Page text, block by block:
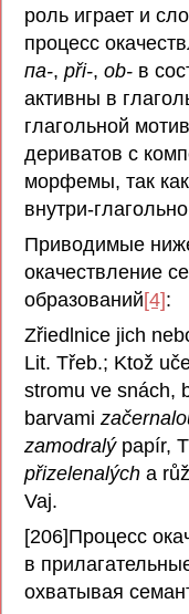
роль играет и
процесс
па-, při-, ob- в
активны в
глагольной
дериватов с
морфемы, так
внутри-
Приводимые
окачествление
образований[4]:
Zřiedlnice jich
Lit. Třeb.; Ktož
stromu ve snách,
barvami
zamodralý papír,
přizelenalých a
Vaj.
[206]Процесс
в
охватывая